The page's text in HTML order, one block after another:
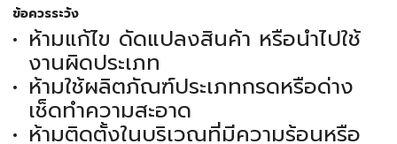
ข้อควรระวัง
ห้ามแก้ไข ดัดแปลงสินค้า หรือนำไปใช้
งานผิดประเภท
ห้ามใช้ผลิตภัณฑ์ประเภทกรดหรือด่าง
เช็ดทำความสะอาด
ห้ามติดตั้งในบริเวณที่มีความร้อนหรือ